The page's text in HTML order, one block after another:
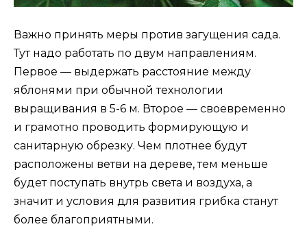
Важно принять меры против загущения сада.
Тут надо работать по двум направлениям.
Первое — выдержать расстояние между
яблонями при обычной технологии
выращивания в 5-6 м. Второе — своевременно
и грамотно проводить формирующую и
санитарную обрезку. Чем плотнее будут
расположены ветви на дереве, тем меньше
будет поступать внутрь света и воздуха, а
значит и условия для развития грибка станут
более благоприятными.